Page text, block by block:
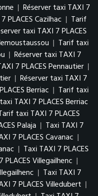
| Réserver taxi TAXI 7
PLACES Cazilhac | Tarif
taxi TAXI 7 PLACES
| Tarif taxi
| Réserver taxi TAXI 7
7 PLACES Pennautier |
| Réserver taxi TAXI 7
Berriac | Tarif taxi
TAXI 7 PLACES Berriac
taxi TAXI 7 PLACES
Palaja | Taxi TAXI 7
7 PLACES Cavanac |
| Taxi TAXI 7 PLACES
Villegailhenc |
| Taxi TAXI 7
7 PLACES Villedubert |